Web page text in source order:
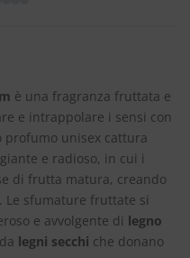
è una fragranza fruttata e
e intrappolare i sensi con
profumo unisex cattura
e radioso, in cui i
di frutta matura, creando
Le sfumature fruttate si
e avvolgente di legno
legni secchi che donano